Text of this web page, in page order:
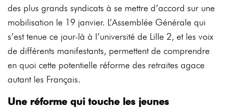
des plus grands syndicats à se mettre d’accord sur une
mobilisation le 19 janvier. L’Assemblée Générale qui
s’est tenue ce jour-là à l’université de Lille 2, et les voix
de différents manifestants, permettent de comprendre
en quoi cette potentielle réforme des retraites agace
autant les Français.
Une réforme qui touche les jeunes